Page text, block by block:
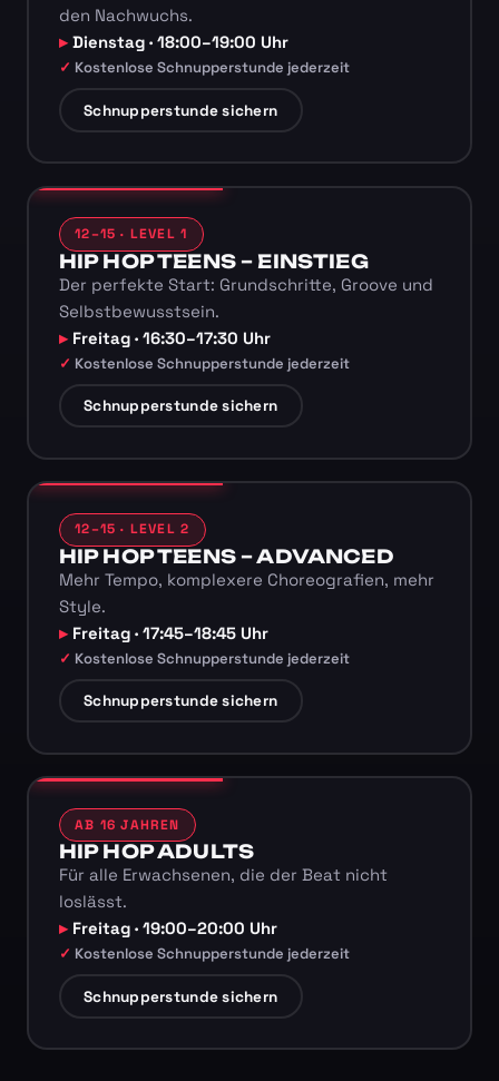
den Nachwuchs.
Dienstag · 18:00–19:00 Uhr
Kostenlose Schnupperstunde jederzeit
Schnupperstunde sichern
12–15 · LEVEL 1
HIP HOP TEENS – EINSTIEG
Der perfekte Start: Grundschritte, Groove und
Selbstbewusstsein.
Freitag · 16:30–17:30 Uhr
Kostenlose Schnupperstunde jederzeit
Schnupperstunde sichern
12–15 · LEVEL 2
HIP HOP TEENS – ADVANCED
Mehr Tempo, komplexere Choreografien, mehr
Style.
Freitag · 17:45–18:45 Uhr
Kostenlose Schnupperstunde jederzeit
Schnupperstunde sichern
AB 16 JAHREN
HIP HOP ADULTS
Für alle Erwachsenen, die der Beat nicht
loslässt.
Freitag · 19:00–20:00 Uhr
Kostenlose Schnupperstunde jederzeit
Schnupperstunde sichern